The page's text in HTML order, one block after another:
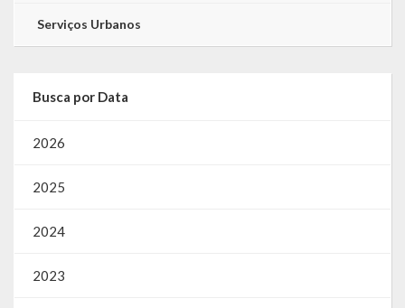
Serviços Urbanos
Busca por Data
2026
2025
2024
2023